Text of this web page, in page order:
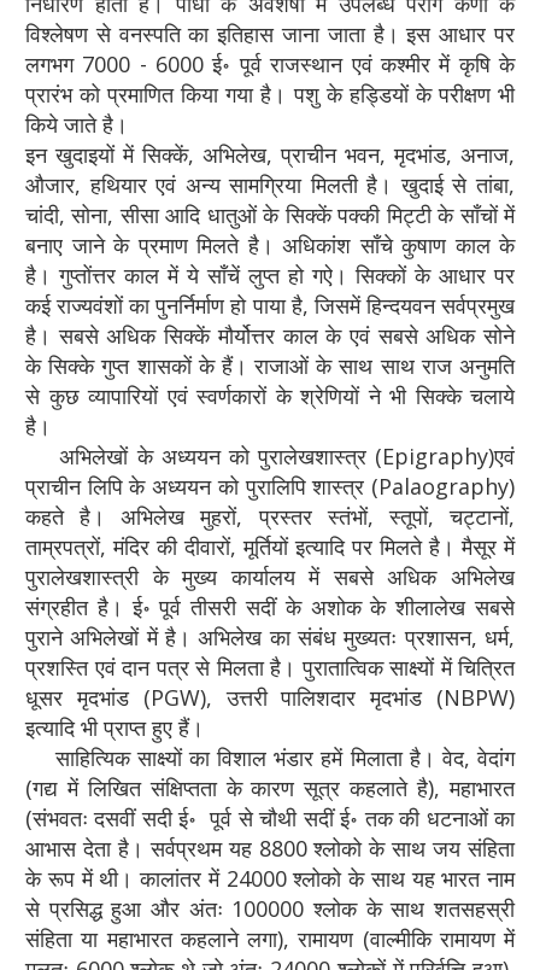
विश्लेषण से वनस्पति का इतिहास जाना जाता है। इस आधार पर
लगभग 7000 - 6000 ई॰ पूर्व राजस्थान एवं कश्मीर में कृषि के
प्रारंभ को प्रमाणित किया गया है। पशु के हड्डियों के परीक्षण भी
किये जाते है।
इन खुदाइयों में सिक्कें, अभिलेख, प्राचीन भवन, मृदभांड, अनाज,
औजार, हथियार एवं अन्य सामग्रिया मिलती है। खुदाई से तांबा,
चांदी, सोना, सीसा आदि धातुओं के सिक्कें पक्की मिट्टी के साँचों में
बनाए जाने के प्रमाण मिलते है। अधिकांश साँचे कुषाण काल के
है। गुप्तोंत्तर काल में ये साँचें लुप्त हो गऐ। सिक्कों के आधार पर
कई राज्यवंशों का पुनर्निर्माण हो पाया है, जिसमें हिन्दयवन सर्वप्रमुख
है। सबसे अधिक सिक्कें मौर्योत्तर काल के एवं सबसे अधिक सोने
के सिक्के गुप्त शासकों के हैं। राजाओं के साथ साथ राज अनुमति
से कुछ व्यापारियों एवं स्वर्णकारों के श्रेणियों ने भी सिक्के चलाये
है।
अभिलेखों के अध्ययन को पुरालेखशास्त्र (Epigraphy)एवं
प्राचीन लिपि के अध्ययन को पुरालिपि शास्त्र (Palaography)
कहते है। अभिलेख मुहरों, प्रस्तर स्तंभों, स्तूपों, चट्टानों,
ताम्रपत्रों, मंदिर की दीवारों, मूर्तियों इत्यादि पर मिलते है। मैसूर में
पुरालेखशास्त्री के मुख्य कार्यालय में सबसे अधिक अभिलेख
संग्रहीत है। ई॰ पूर्व तीसरी सदीं के अशोक के शीलालेख सबसे
पुराने अभिलेखों में है। अभिलेख का संबंध मुख्यतः प्रशासन, धर्म,
प्रशस्ति एवं दान पत्र से मिलता है। पुरातात्विक साक्ष्यों में चित्रित
धूसर मृदभांड (PGW), उत्तरी पालिशदार मृदभांड (NBPW)
इत्यादि भी प्राप्त हुए हैं।
साहित्यिक साक्ष्यों का विशाल भंडार हमें मिलाता है। वेद, वेदांग
(गद्य में लिखित संक्षिप्तता के कारण सूत्र कहलाते है), महाभारत
(संभवतः दसवीं सदी ई॰ पूर्व से चौथी सदीं ई॰ तक की धटनाओं का
आभास देता है। सर्वप्रथम यह 8800 श्लोको के साथ जय संहिता
के रूप में थी। कालांतर में 24000 श्लोको के साथ यह भारत नाम
से प्रसिद्ध हुआ और अंतः 100000 श्लोक के साथ शतसहस्री
संहिता या महाभारत कहलाने लगा), रामायण (वाल्मीकि रामायण में